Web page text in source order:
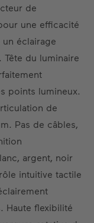
de
une efficacité
éclairage
du luminaire
points lumineux.
de
Pas de câbles,
argent, noir
intuitive tactile
Haute flexibilité